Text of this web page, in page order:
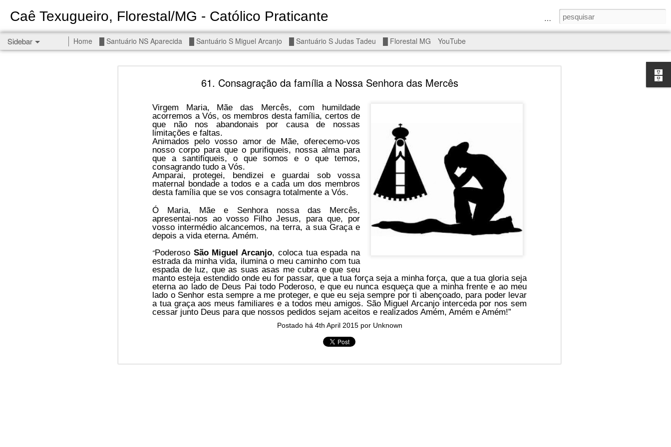
61. Consagração da família a Nossa Senhora das Mercês
Virgem Maria, Mãe das Mercês, com humildade
acorremos a Vós, os membros desta família, certos de
que não nos abandonais por causa de nossas
limitações e faltas.
Animados pelo vosso amor de Mãe, oferecemo-vos
nosso corpo para que o purifiqueis, nossa alma para
que a santifiqueis, o que somos e o que temos,
consagrando tudo a Vós.
Amparai, protegei, bendizei e guardai sob vossa
maternal bondade a todos e a cada um dos membros
desta família que se vos consagra totalmente a Vós.
Ó Maria, Mãe e Senhora nossa das Mercês,
apresentai-nos ao vosso Filho Jesus, para que, por
vosso intermédio alcancemos, na terra, a sua Graça e
depois a vida eterna. Amém.
“Poderoso São Miguel Arcanjo, coloca tua espada na
estrada da minha vida, ilumina o meu caminho com tua
espada de luz, que as suas asas me cubra e que seu
manto esteja estendido onde eu for passar, que a tua força seja a minha força, que a tua gloria seja
eterna ao lado de Deus Pai todo Poderoso, e que eu nunca esqueça que a minha frente e ao meu
lado o Senhor esta sempre a me proteger, e que eu seja sempre por ti abençoado, para poder levar
a tua graça aos meus familiares e a todos meu amigos. São Miguel Arcanjo interceda por nos sem
cessar junto Deus para que nossos pedidos sejam aceitos e realizados Amém, Amém e Amém!”
Postado há 4th April 2015por Unknown
Caê Texugueiro, Florestal/MG - Católico Praticante
Sidebar Home █ Santuário NS Aparecida █ Santuário S Miguel Arcanjo █ Santuário S Judas Tadeu █ Florestal MG YouTube
Permanent End To The Wars - Gaza, Iran and Lebanon.
Hold the butcher!
There is a line you cannot cross — negotiation is the best option.
You started it, you end it.
Semper Fi. Fair winds and following seas.
Liberté, égalité, frater nité.
Win-win solutions to Gaza, Iran and Lebanon.
Neither Iran nor Lebanon will be the next Gaza.
Gaza belongs to Palestine, and it will not be a Vegas-ification.
Palestine belongs to Palestinians.
Peace and stability in the region.
n insurance policy is hosted on the dark web.